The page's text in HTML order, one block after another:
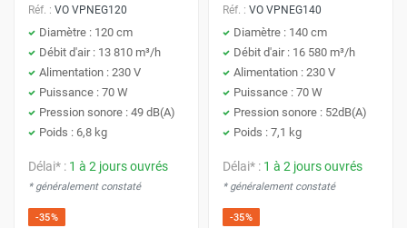
Réf. : VO VPNEG120
Diamètre : 120 cm
Débit d'air : 13 810 m³/h
Alimentation : 230 V
Puissance : 70 W
Pression sonore : 49 dB(A)
Poids : 6,8 kg
Délai* : 1 à 2 jours ouvrés
* généralement constaté
-35%
Réf. : VO VPNEG140
Diamètre : 140 cm
Débit d'air : 16 580 m³/h
Alimentation : 230 V
Puissance : 70 W
Pression sonore : 52dB(A)
Poids : 7,1 kg
Délai* : 1 à 2 jours ouvrés
* généralement constaté
-35%